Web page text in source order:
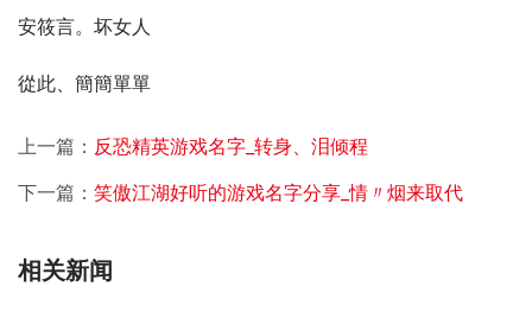
安筱言。坏女人
從此、簡簡單單
上一篇： 反恐精英游戏名字_转身、泪倾程
下一篇： 笑傲江湖好听的游戏名字分享_情〃烟来取代
相关新闻